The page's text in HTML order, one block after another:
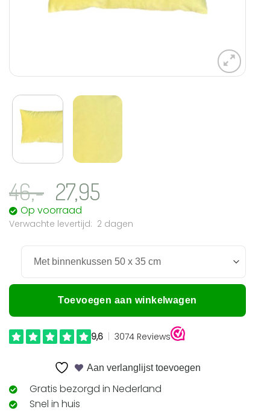
46,- Oorspronkelijke
prijs
was:
46,-.
27,95
prijs
is:
27,95.
Op voorraad
2 dagen
Toevoegen aan winkelwagen
Aan verlanglijst toevoegen
Gratis bezorgd in Nederland
Snel in huis